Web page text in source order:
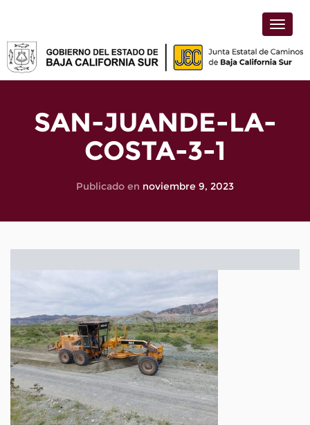
Toggle
SAN-JUANDE-LA-
COSTA-3-1
Publicado en noviembre 9, 2023